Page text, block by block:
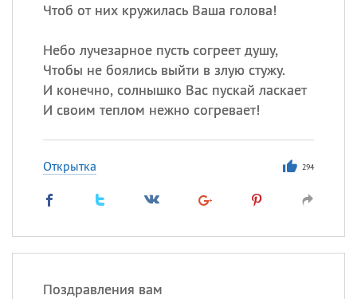
Чтоб от них кружилась Ваша голова!
Небо лучезарное пусть согреет душу,
Чтобы не боялись выйти в злую стужу.
И конечно, солнышко Вас пускай ласкает
И своим теплом нежно согревает!
Открытка 294
Поздравления вам